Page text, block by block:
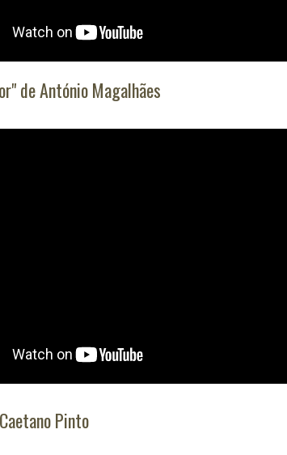
de António Magalhães
Pinto